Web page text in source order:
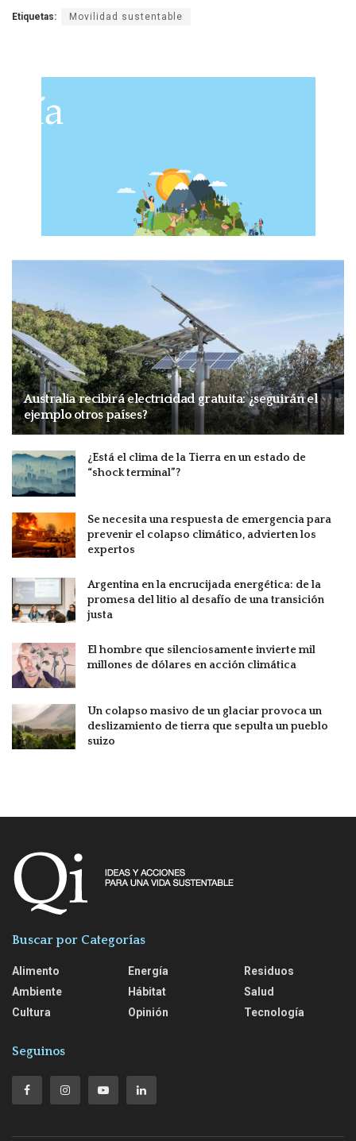
Etiquetas: Movilidad sustentable
Australia recibirá electricidad gratuita: ¿seguirán el
ejemplo otros países?
¿Está el clima de la Tierra en un estado de
“shock terminal”?
Se necesita una respuesta de emergencia para
prevenir el colapso climático, advierten los
expertos
Argentina en la encrucijada energética: de la
promesa del litio al desafío de una transición
justa
El hombre que silenciosamente invierte mil
millones de dólares en acción climática
Un colapso masivo de un glaciar provoca un
deslizamiento de tierra que sepulta un pueblo
suizo
Buscar por Categorías
Alimento
Ambiente
Cultura
Energía
Hábitat
Opinión
Residuos
Salud
Tecnología
Seguinos